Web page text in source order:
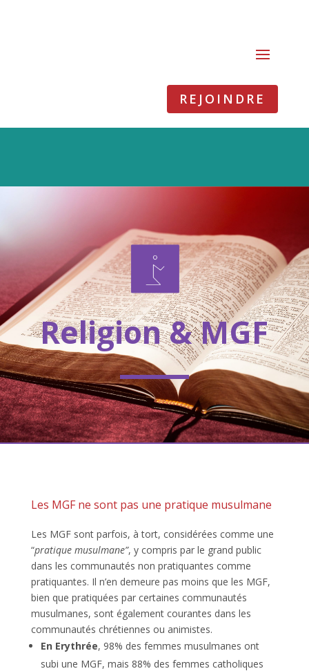
REJOINDRE
Religion & MGF
Les MGF ne sont pas une pratique musulmane
Les MGF sont parfois, à tort, considérées comme une
“pratique musulmane”, y compris par le grand public
dans les communautés non pratiquantes comme
pratiquantes. Il n’en demeure pas moins que les MGF,
bien que pratiquées par certaines communautés
musulmanes, sont également courantes dans les
communautés chrétiennes ou animistes.
En Erythrée, 98% des femmes musulmanes ont
subi une MGF, mais 88% des femmes catholiques